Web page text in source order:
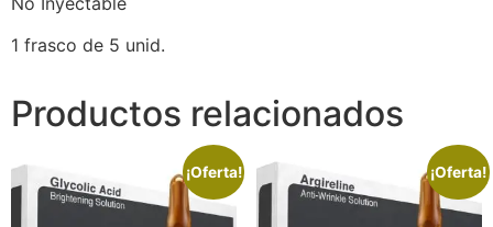
1 frasco de 5 unid.
Productos relacionados
¡Oferta! ¡Oferta!